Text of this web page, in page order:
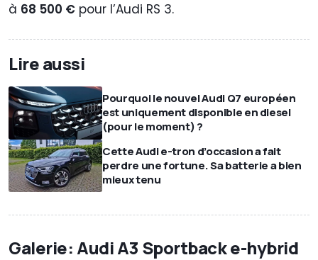
à 68 500 € pour l’Audi RS 3.
Lire aussi
Pourquoi le nouvel Audi Q7 européen
est uniquement disponible en diesel
(pour le moment) ?
Cette Audi e-tron d’occasion a fait
perdre une fortune. Sa batterie a bien
mieux tenu
Galerie: Audi A3 Sportback e-hybrid